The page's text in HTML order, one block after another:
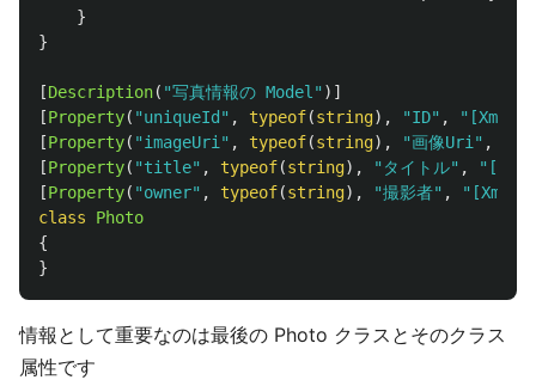
}
}
[Description( "写真情報の Model" )]
[Property( "uniqueId" , typeof(string), "ID" ,
[Property( "imageUri" , typeof(string), "画像Uri" ,
[Property( "title" , typeof(string), "タイトル" ,
[Property( "owner" , typeof(string), "撮影者" ,
class
Photo
{
}
情報として重要なのは最後の Photo クラスとそのクラス
属性です